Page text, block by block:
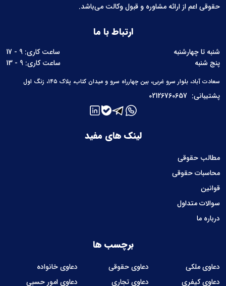
حقوقی اعم از ارائه مشاوره و قبول وکالت می‌باشد.
لینک های مفید
مطالب حقوقی
محاسبات حقوقی
قوانین
سوالات متداول
درباره ما
برچسب ها
دعاوی ملکی دعاوی حقوقی
دعاوی خانواده
دعاوی کیفری
دعاوی تجاری دعاوی امور حسبی
ارتباط با ما
شنبه تا چهارشنبه
ساعت کاری: 9 - 17
پنج شنبه
ساعت کاری: 9 - 13
سعادت آباد، بلوار سرو غربی، بین چهارراه سرو و میدان کتاب، پلاک ۱۴۵، زنگ اول
پشتیبانی: 02126760657